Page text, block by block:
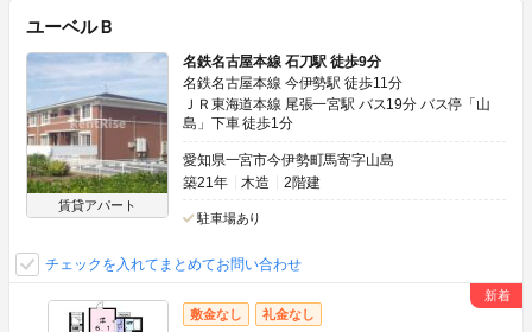
ユーベルＢ
賃貸アパート
名鉄名古屋本線 石刀駅 徒歩9分
名鉄名古屋本線 今伊勢駅 徒歩11分
ＪＲ東海道本線 尾張一宮駅 バス19分 バス停「山
島」下車 徒歩1分
愛知県一宮市今伊勢町馬寄字山島
築21年
木造 2階建
駐車場あり
チェックを入れてまとめてお問い合わせ
敷金なし 礼金なし